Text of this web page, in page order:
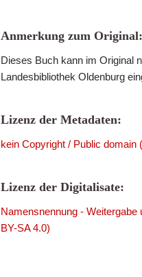
Anmerkung zum Original:
Dieses Buch kann im Original
Landesbibliothek Oldenburg
Lizenz der Metadaten:
kein Copyright / Public domain
Lizenz der Digitalisate:
Namensnennung - Weitergabe
BY-SA 4.0)